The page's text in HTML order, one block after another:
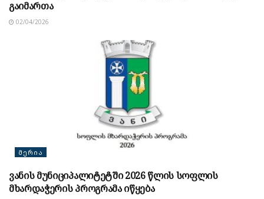
გაიმართა
02/04/2026
ᲛᲔᲠᲘᲐ
ვანის მუნიციპალიტეტში 2026 წლის სოფლის
მხარდაჭერის პროგრამა იწყება